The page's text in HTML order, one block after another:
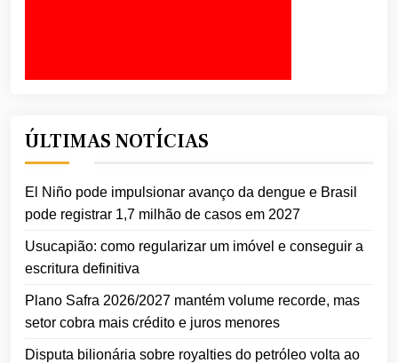
ÚLTIMAS NOTÍCIAS
El Niño pode impulsionar avanço da dengue e Brasil
pode registrar 1,7 milhão de casos em 2027
Usucapião: como regularizar um imóvel e conseguir a
escritura definitiva
Plano Safra 2026/2027 mantém volume recorde, mas
setor cobra mais crédito e juros menores
Disputa bilionária sobre royalties do petróleo volta ao